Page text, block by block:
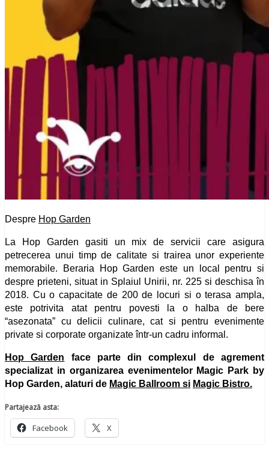
Despre Hop Garden
La Hop Garden gasiti un mix de servicii care asigura
petrecerea unui timp de calitate si trairea unor experiente
memorabile. Beraria Hop Garden este un local pentru si
despre prieteni, situat in Splaiul Unirii, nr. 225 si deschisa în
2018. Cu o capacitate de 200 de locuri si o terasa ampla,
este potrivita atat pentru povesti la o halba de bere
“asezonata” cu delicii culinare, cat si pentru evenimente
private si corporate organizate într-un cadru informal.
Hop Garden
face parte din complexul de agrement
specializat in organizarea evenimentelor Magic Park by
Hop Garden, alaturi de Magic Ballroom si Magic Bistro.
Partajează asta:
Facebook X